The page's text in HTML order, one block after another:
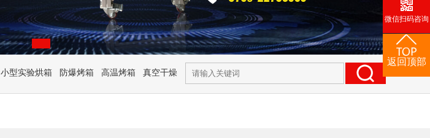
小型实验烘箱 防爆烤箱 高温烤箱 真空干燥
微信扫码咨询
返回顶部